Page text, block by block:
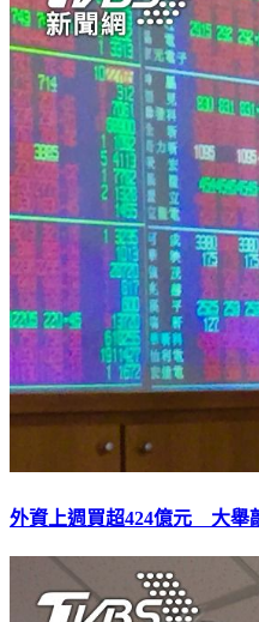
外資上週買超424億元 大舉